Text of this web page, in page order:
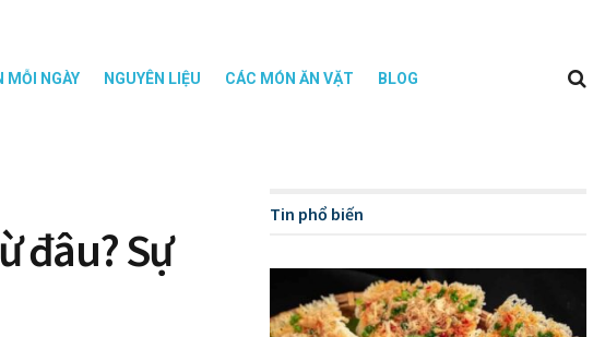
MỖI NGÀY NGUYÊN LIỆU CÁC MÓN ĂN VẶT BLOG
đâu? Sự
Tin phổ biến